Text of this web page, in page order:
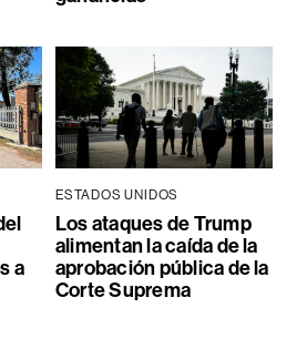
a
ESTADOS UNIDOS
Los ataques de Trump
alimentan la caída de la
aprobación pública de la
Corte Suprema